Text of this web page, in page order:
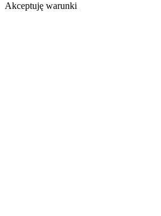
Akceptuję warunki